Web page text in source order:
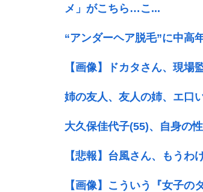
メ」がこちら…こ...
“アンダーヘア脱毛”に中高
【画像】ドカタさん、現場
姉の友人、友人の姉、エ口
大久保佳代子(55)、自身の
【悲報】台風さん、もうわ
【画像】こういう『女子